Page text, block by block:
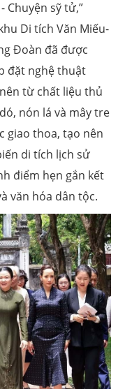
Chuyện sỹ tử,”
Di tích Văn Miếu-
Đoàn đã được
đặt nghệ thuật
từ chất liệu thủ
nón lá và mây tre
giao thoa, tạo nên
di tích lịch sử
điểm hẹn gắn kết
văn hóa dân tộc.